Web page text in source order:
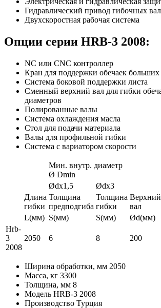
Гидравлический привод гибочных
Двухскоростная рабочая система
Опции серии HRB-3 2008:
NC или CNC контроллер
Кран для поддержки обечаек больших
Система боковой поддержки листа
Сменный верхний вал для гибки
диаметров
Полированные валы
Система охлаждения масла
Стол для подачи материала
Валы для профильной гибки
Система с вариатором скорости
Мин. внутр. диаметр
Ø Dmin
Ødx1,5
Ødx3
Длина
гибки
Толщина
предподгиба
Толщина
гибки
Верхний
вал
L(мм) S(мм) S(мм) Ød(мм)
Hrb-
3
2008
2050 6 8 200
Ширина обработки, мм 2050
Масса, кг 3300
Толщина, мм 8
Модель HRB-3 2008
Производство Турция